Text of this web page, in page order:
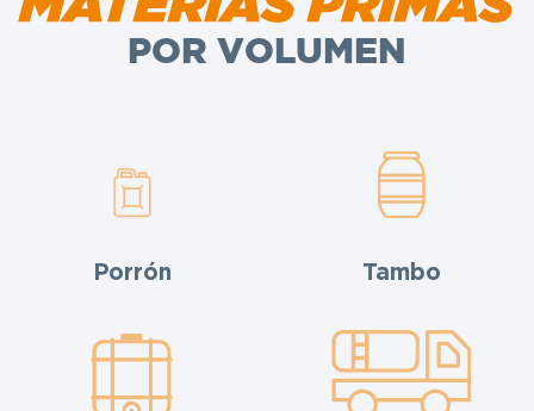
POR VOLUMEN
Porrón Tambo